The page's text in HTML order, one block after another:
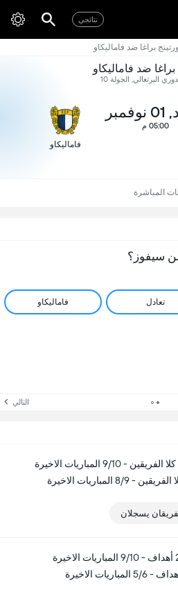
نتائجي
براغا ضد فاماليكاو
ضد فاماليكاو
البرتغالي, الجولة 10
05:00 م
فاماليكاو
المباشرة
سيفوز؟
تعادل فاماليكاو
التالي
المباريات الاخيرة
الاخيرة
يسجلان